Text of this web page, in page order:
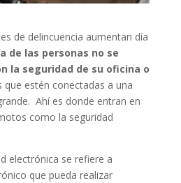
de delincuencia aumentan día
de las personas no se
la seguridad de su oficina o
estén conectadas a una
Ahí es donde entran en
como la seguridad
electrónica se refiere a
que pueda realizar